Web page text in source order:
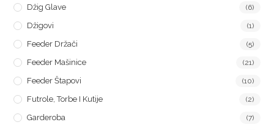
Džig Glave (6)
Džigovi (1)
Feeder Držači (5)
Feeder Mašinice (21)
Feeder Štapovi (10)
Futrole, Torbe I Kutije (2)
Garderoba (7)